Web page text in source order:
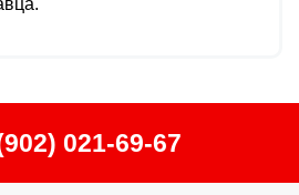
021-69-67